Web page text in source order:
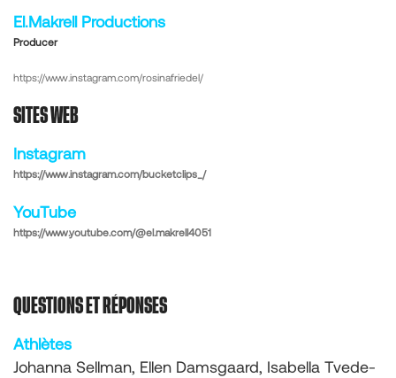
El.Makrell Productions
Producer
https://www.instagram.com/rosinafriedel/
SITES WEB
Instagram
https://www.instagram.com/bucketclips_/
YouTube
https://www.youtube.com/@el.makrell4051
QUESTIONS ET RÉPONSES
Athlètes
Johanna Sellman, Ellen Damsgaard, Isabella Tvede-